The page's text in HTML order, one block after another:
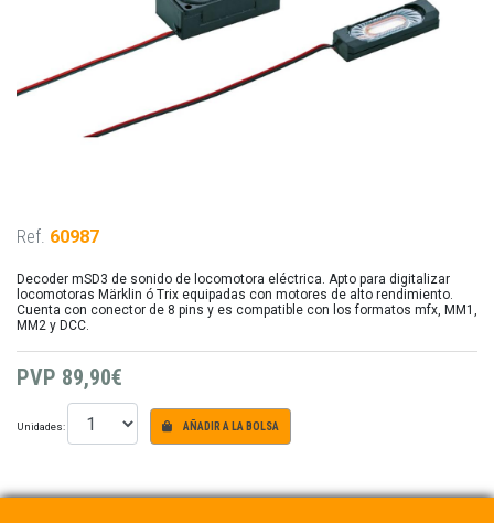
Ref. 60987
Decoder mSD3 de sonido de locomotora eléctrica. Apto para digitalizar
locomotoras Märklin ó Trix equipadas con motores de alto rendimiento.
Cuenta con conector de 8 pins y es compatible con los formatos mfx, MM1,
MM2 y DCC.
PVP 89,90€
Unidades: AÑADIR A LA BOLSA